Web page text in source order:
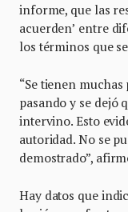
informe, que las
acuerden’ entre
los términos que se
“Se tienen muchas
pasando y se dejó
intervino. Esto
autoridad. No se
demostrado”,
Hay datos que